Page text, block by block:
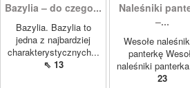
Bazylia – do czego...
Bazylia. Bazylia to
jedna z najbardziej
charakterystycznych...
⇖ 13
Naleśniki
–...
Wesołe
panterkę
naleśniki
23